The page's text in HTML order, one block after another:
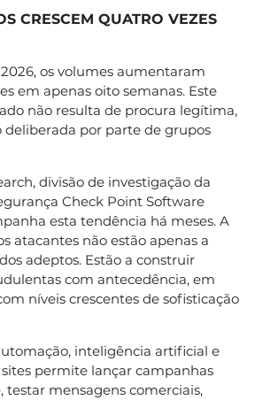
CRESCEM QUATRO VEZES
os volumes aumentaram
em apenas oito semanas. Este
não resulta de procura legítima,
deliberada por parte de grupos
divisão de investigação da
Check Point Software
esta tendência há meses. A
atacantes não estão apenas a
adeptos. Estão a construir
com antecedência, em
níveis crescentes de sofisticação
inteligência artificial e
permite lançar campanhas
testar mensagens comerciais,